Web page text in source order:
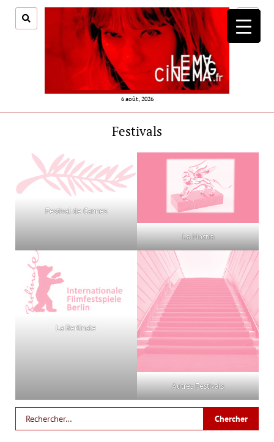
6 août, 2026
menu
Festivals
Festival de Cannes
La Mostra
La Berlinale
Autres Festivals